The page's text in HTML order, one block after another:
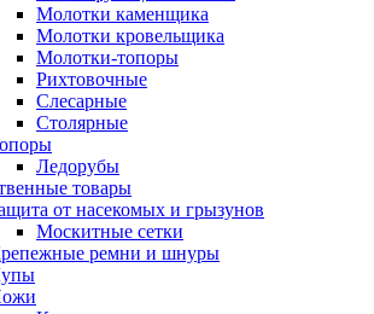
Молотки каменщика
Молотки кровельщика
Молотки-топоры
Рихтовочные
Слесарные
Столярные
Ледорубы
товары
от насекомых и грызунов
Москитные сетки
ремни и шнуры